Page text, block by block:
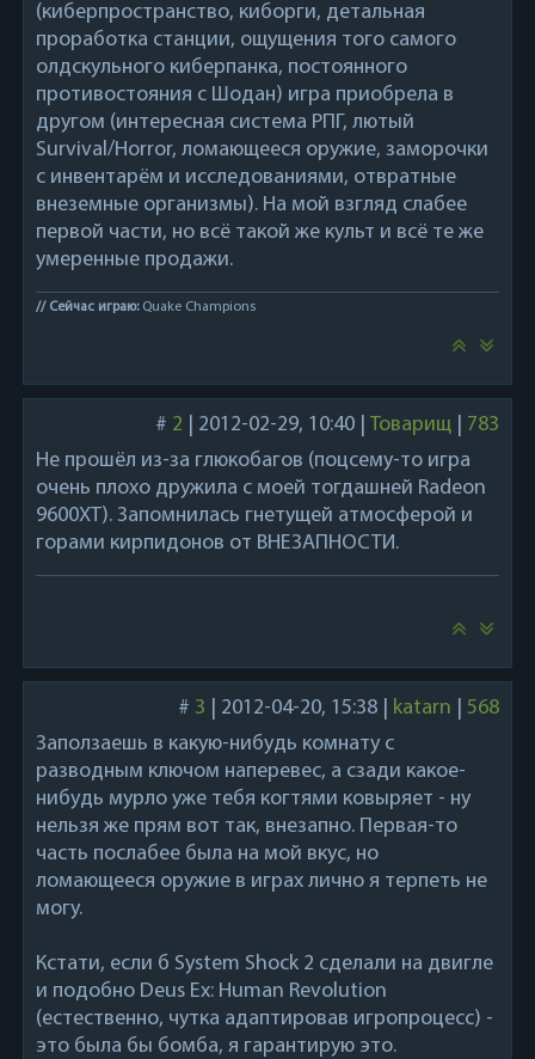
(киберпространство, киборги, детальная
проработка станции, ощущения того самого
олдскульного киберпанка, постоянного
противостояния с Шодан) игра приобрела в
другом (интересная система РПГ, лютый
Survival/Horror, ломающееся оружие, заморочки
с инвентарём и исследованиями, отвратные
внеземные организмы). На мой взгляд слабее
первой части, но всё такой же культ и всё те же
умеренные продажи.
// Сейчас играю:Quake Champions
# 2 2012-02-29, 10:40 Товарищ| 783
Не прошёл из-за глюкобагов (поцсему-то игра
очень плохо дружила с моей тогдашней Radeon
9600XT). Запомнилась гнетущей атмосферой и
горами кирпидонов от ВНЕЗАПНОСТИ.
# 3 2012-04-20, 15:38 katarn
568
Заползаешь в какую-нибудь комнату с
разводным ключом наперевес, а сзади какое-
нибудь мурло уже тебя когтями ковыряет - ну
нельзя же прям вот так, внезапно. Первая-то
часть послабее была на мой вкус, но
ломающееся оружие в играх лично я терпеть не
могу.
Кстати, если б System Shock 2 сделали на двигле
и подобно Deus Ex: Human Revolution
(естественно, чутка адаптировав игропроцесс) -
это была бы бомба, я гарантирую это.